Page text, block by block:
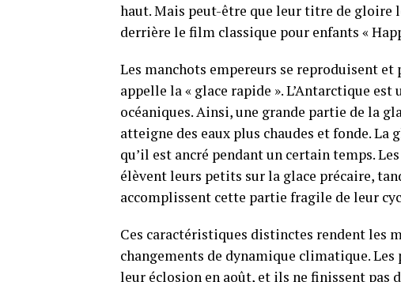
haut. Mais peut-être que leur titre de gloire
derrière le film classique pour enfants «
Les manchots empereurs se reproduisent
appelle la « glace rapide ». L’Antarctique
océaniques. Ainsi, une grande partie de la
atteigne des eaux plus chaudes et fonde. La
qu’il est ancré pendant un certain temps.
élèvent leurs petits sur la glace précaire,
accomplissent cette partie fragile de leur
Ces caractéristiques distinctes rendent les
changements de dynamique climatique.
leur éclosion en août, et ils ne finissent pas